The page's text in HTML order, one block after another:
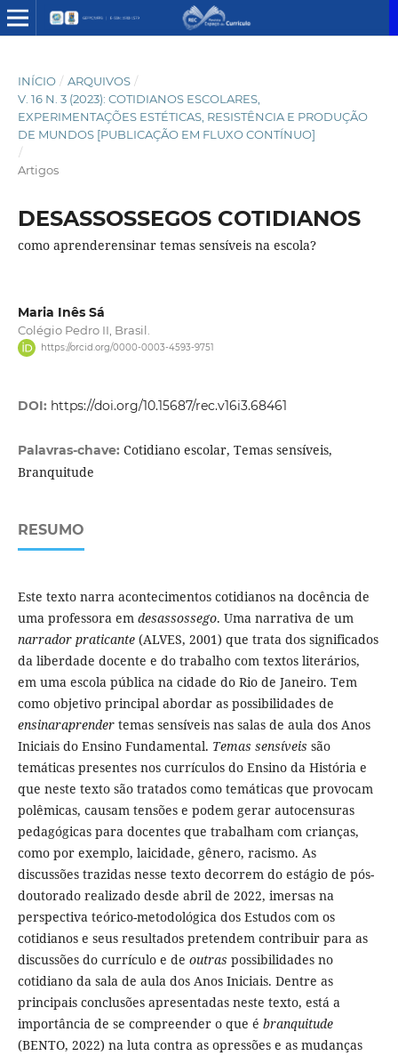
INÍCIO / ARQUIVOS /
V. 16 N. 3 (2023): COTIDIANOS ESCOLARES,
EXPERIMENTAÇÕES ESTÉTICAS, RESISTÊNCIA E PRODUÇÃO
DE MUNDOS [PUBLICAÇÃO EM FLUXO CONTÍNUO]
/
Artigos
DESASSOSSEGOS COTIDIANOS
como aprenderensinar temas sensíveis na escola?
Maria Inês Sá
Colégio Pedro II, Brasil.
https://orcid.org/0000-0003-4593-9751
DOI: https://doi.org/10.15687/rec.v16i3.68461
Palavras-chave: Cotidiano escolar, Temas sensíveis,
Branquitude
RESUMO
Este texto narra acontecimentos cotidianos na docência de
uma professora em desassossego. Uma narrativa de um
narrador praticante(ALVES, 2001) que trata dos significados
da liberdade docente e do trabalho com textos literários,
em uma escola pública na cidade do Rio de Janeiro. Tem
como objetivo principal abordar as possibilidades de
ensinaraprendertemas sensíveis nas salas de aula dos Anos
Iniciais do Ensino Fundamental. Temas sensíveis são
temáticas presentes nos currículos do Ensino da História e
que neste texto são tratados como temáticas que provocam
polêmicas, causam tensões e podem gerar autocensuras
pedagógicas para docentes que trabalham com crianças,
como por exemplo, laicidade, gênero, racismo. As
discussões trazidas nesse texto decorrem do estágio de pós-
doutorado realizado desde abril de 2022, imersas na
perspectiva teórico-metodológica dos Estudos com os
cotidianos e seus resultados pretendem contribuir para as
discussões do currículo e de outras possibilidades no
cotidiano da sala de aula dos Anos Iniciais. Dentre as
principais conclusões apresentadas neste texto, está a
importância de se compreender o que é branquitude
(BENTO, 2022) na luta contra as opressões e as mudanças